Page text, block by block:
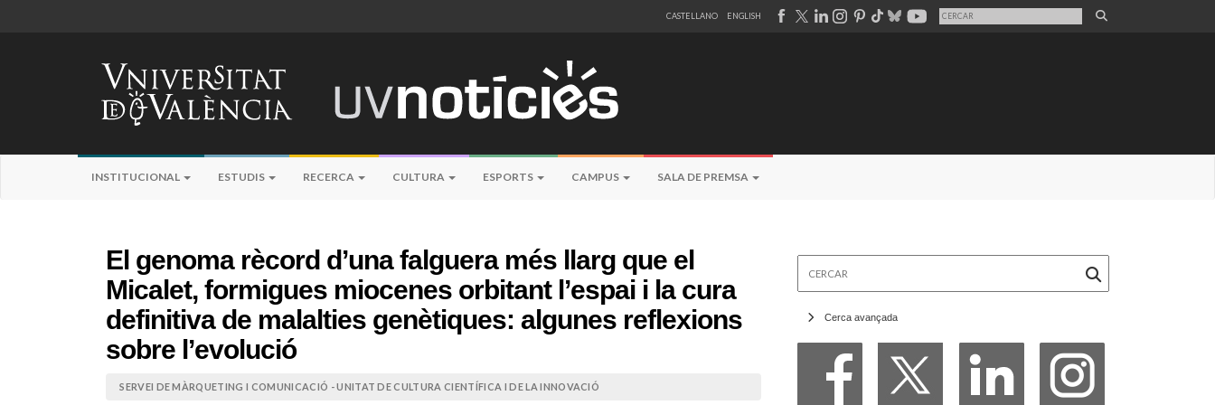
CASTELLANO ENGLISH
INSTITUCIONAL ESTUDIS RECERCA CULTURA ESPORTS CAMPUS SALA DE PREMSA
El genoma rècord d’una falguera més llarg que el
Micalet, formigues miocenes orbitant l’espai i la cura
definitiva de malalties genètiques: algunes reflexions
sobre l’evolució
SERVEI DE MÀRQUETING I COMUNICACIÓ - UNITAT DE CULTURA CIENTÍFICA I DE LA INNOVACIÓ
Cerca avançada